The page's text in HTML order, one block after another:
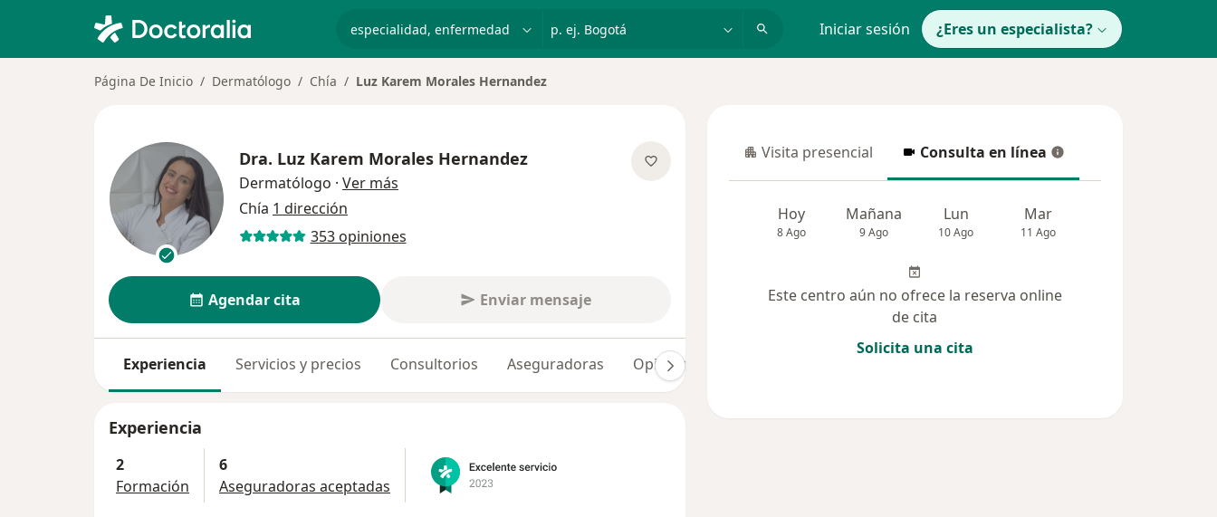
p. ej. Bogotá Iniciar sesión ¿Eres un especialista?
Página De Inicio Dermatólogo Chía Luz Karem Morales Hernandez
Dra. Luz Karem Morales Hernandez
Dermatólogo · Ver más
Chía 1 dirección
353 opiniones
Agendar cita Enviar mensaje
Experiencia Servicios y precios Consultorios Aseguradoras Opiniones (353)
Experiencia
2
Formación
6
Aseguradoras aceptadas
Visita presencial
Visita presencial Consulta en línea
Consulta en línea
Hoy
8 Ago
Mañana
9 Ago
Lun
10 Ago
Mar
11 Ago
Este centro aún no ofrece la reserva online
de cita
Solicita una cita